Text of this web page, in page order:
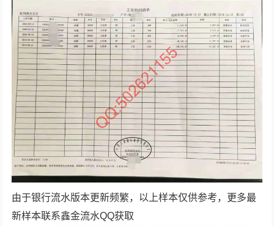
由于银行流水版本更新频繁，以上样本仅供参考，更多最
新样本联系鑫金流水QQ获取